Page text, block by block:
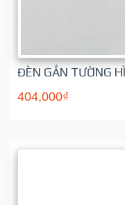
ĐÈN GẮN TƯỜNG
404,000₫